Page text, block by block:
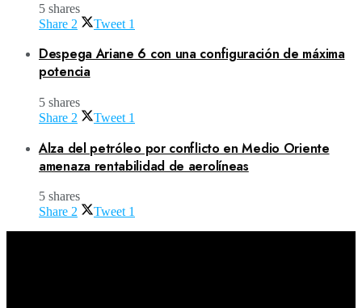
5 shares
Share 2 Tweet 1
Despega Ariane 6 con una configuración de máxima
potencia
5 shares
Share 2 Tweet 1
Alza del petróleo por conflicto en Medio Oriente
amenaza rentabilidad de aerolíneas
5 shares
Share 2 Tweet 1